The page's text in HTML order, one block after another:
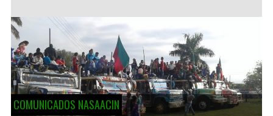
COMUNICADOS NASAACIN